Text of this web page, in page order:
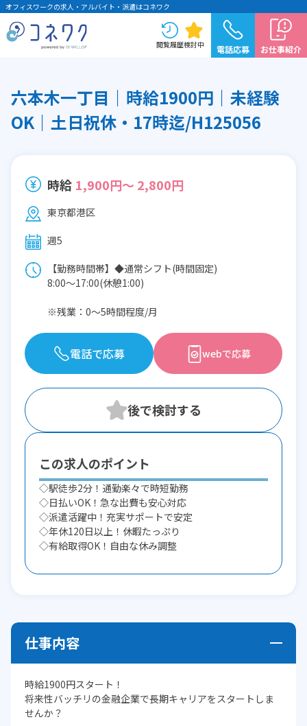
オフィスワークの求人・アルバイト・派遣はコネワク
閲覧履歴検討中 電話応募 お仕事紹介
六本木一丁目｜時給1900円｜未経験
OK｜土日祝休・17時迄/H125056
時給 1,900円～ 2,800円
東京都港区
週5
【勤務時間帯】◆通常シフト(時間固定)
8:00〜17:00(休憩1:00)
※残業：0〜5時間程度/月
電話で応募 webで応募
この求人のポイント
◇駅徒歩2分！通勤楽々で時短勤務
◇日払いOK！急な出費も安心対応
◇派遣活躍中！充実サポートで安定
◇年休120日以上！休暇たっぷり
◇有給取得OK！自由な休み調整
仕事内容
時給1900円スタート！
将来性バッチリの金融企業で長期キャリアをスタートしま
せんか？